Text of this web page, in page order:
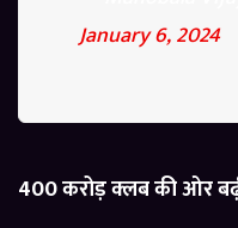
January 6, 2024
400 करोड़ क्लब की ओर